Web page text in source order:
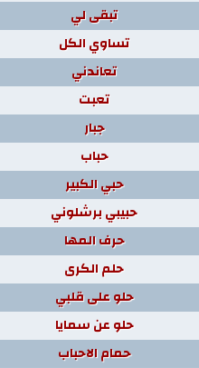
تبقى لي
تساوي الكل
تعاندني
تعبت
جبار
حباب
حبي الكبير
حبيبي برشلوني
حرف المها
حلم الكرى
حلو على قلبي
حلو عن سمايا
حمام الاحباب